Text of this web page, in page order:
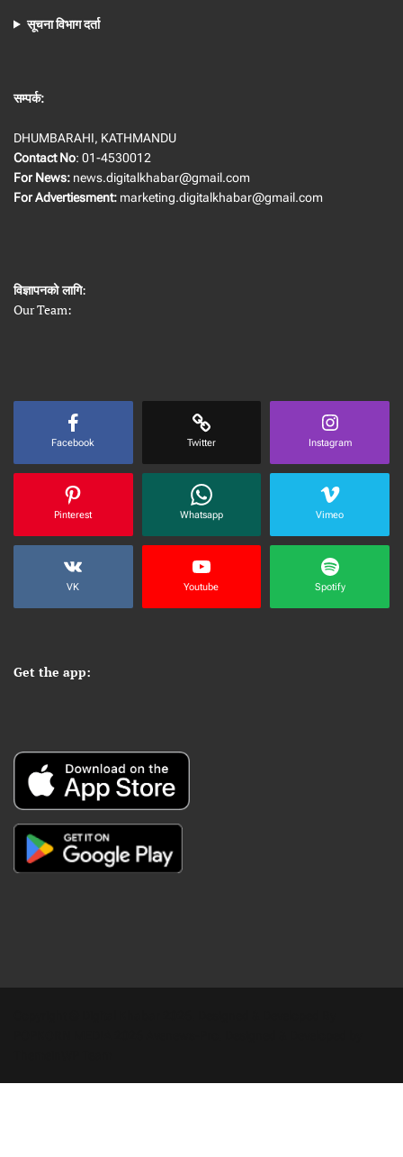
सूचना विभाग दर्ता
सम्पर्क:
DHUMBARAHI, KATHMANDU
Contact No: 01-4530012
For News: news.digitalkhabar@gmail.com
For Advertiesment: marketing.digitalkhabar@gmail.com
विज्ञापनको लागि:
Our Team:
Facebook Twitter Instagram
Pinterest Whatsapp Vimeo
VK Youtube Spotify
Get the app: